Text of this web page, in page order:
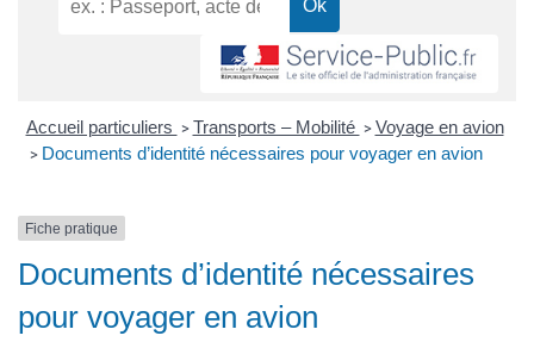
Accueil particuliers > Transports – Mobilité > Voyage en avion
> Documents d’identité nécessaires pour voyager en avion
Fiche pratique
Documents d’identité nécessaires
pour voyager en avion